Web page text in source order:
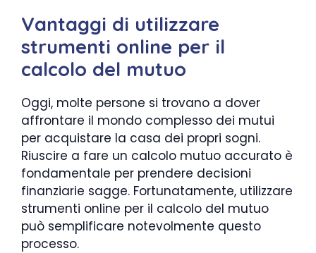
Vantaggi di utilizzare
strumenti online per il
calcolo del mutuo
Oggi, molte persone si trovano a dover
affrontare il mondo complesso dei mutui
per acquistare la casa dei propri sogni.
Riuscire a fare un calcolo mutuo accurato è
fondamentale per prendere decisioni
finanziarie sagge. Fortunatamente, utilizzare
strumenti online per il calcolo del mutuo
può semplificare notevolmente questo
processo.